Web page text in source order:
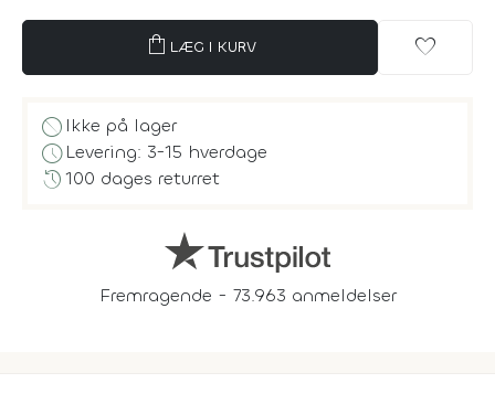
shopping_bag LÆG I KURV favorite
block Ikke på lager
scheduleLevering: 3-15 hverdage
history100 dages returret
Fremragende - 73.963 anmeldelser